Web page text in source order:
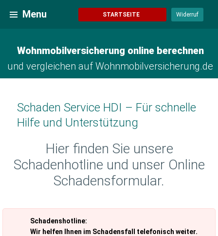
Inhalt
Menu Widerruf
STARTSEITE
Wohnmobilversicherung online berechnen
und vergleichen auf Wohnmobilversicherung.de
Schaden Service HDI – Für schnelle
Hilfe und Unterstützung
Hier finden Sie unsere
Schadenhotline und unser Online
Schadensformular.
Schadenshotline:
Wir helfen Ihnen im Schadensfall telefonisch weiter.